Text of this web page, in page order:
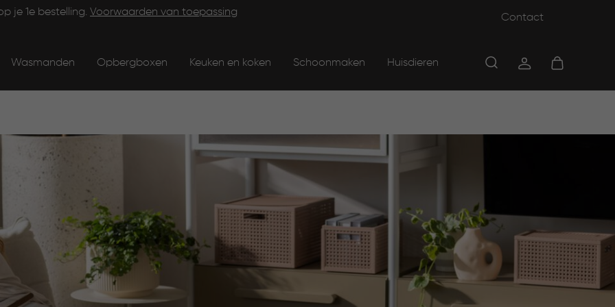
je 1e bestelling. Voorwaarden van toepassing Contact
Wasmanden Opbergboxen Keuken en koken Schoonmaken Huisdieren